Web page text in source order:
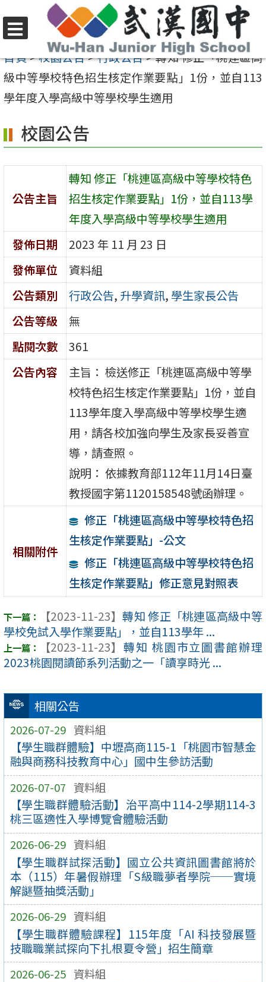
至
要
內
區
選
單
首頁>校園公告>行政公告>轉知 修正「桃連區高
級中等學校特色招生核定作業要點」1份，並自113
學年度入學高級中等學校學生適用
相關公告
2026-07-29 資料組
【學生職群體驗】中壢高商115-1「桃園市智慧金
融與商務科技教育中心」國中生參訪活動
2026-07-07 資料組
【學生職群體驗活動】治平高中114-2學期114-3
桃三區適性入學博覽會體驗活動
2026-06-29 資料組
【學生職群試探活動】國立公共資訊圖書館將於
本（115）年暑假辦理「S級職夢者學院──實境
解謎暨抽獎活動」
2026-06-29 資料組
【學生職群體驗課程】115年度「AI 科技發展暨
技職職業試探向下扎根夏令營」招生簡章
2026-06-25 資料組
校園公告
公告主旨
轉知 修正「桃連區高級中等學校特色
招生核定作業要點」1份，並自113學
年度入學高級中等學校學生適用
發佈日期
2023 年 11 月 23 日
發佈單位
資料組
公告類別
行政公告, 升學資訊, 學生家長公告
公告等級
無
點閱次數
361
公告內容
主旨： 檢送修正「桃連區高級中等學
校特色招生核定作業要點」1份，並自
113學年度入學高級中等學校學生適
用，請各校加強向學生及家長妥善宣
導，請查照。
說明： 依據教育部112年11月14日臺
教授國字第1120158548號函辦理。
相關附件
修正「桃連區高級中等學校特色招
生核定作業要點」-公文
修正「桃連區高級中等學校特色招
生核定作業要點」修正意見對照表
【2023-11-23】 轉知 修正「桃連區高級中等
學校免試入學作業要點」，並自113學年 ...
【2023-11-23】 轉知 桃園市立圖書館辦理
2023桃園閱讀節系列活動之一「讀享時光 ...